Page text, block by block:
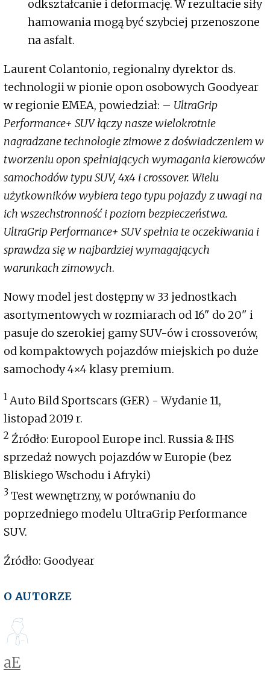
odkształcanie i deformację. W rezultacie siły
hamowania mogą być szybciej przenoszone
na asfalt.
Laurent Colantonio, regionalny dyrektor ds.
technologii w pionie opon osobowych Goodyear
w regionie EMEA, powiedział: – UltraGrip
Performance+ SUV łączy nasze wielokrotnie
nagradzane technologie zimowe z doświadczeniem w
tworzeniu opon spełniających wymagania kierowców
samochodów typu SUV, 4x4 i crossover. Wielu
użytkowników wybiera tego typu pojazdy z uwagi na
ich wszechstronność i poziom bezpieczeństwa.
UltraGrip Performance+ SUV spełnia te oczekiwania i
sprawdza się w najbardziej wymagających
warunkach zimowych.
Nowy model jest dostępny w 33 jednostkach
asortymentowych w rozmiarach od 16" do 20" i
pasuje do szerokiej gamy SUV-ów i crossoverów,
od kompaktowych pojazdów miejskich po duże
samochody 4×4 klasy premium.
1 Auto Bild Sportscars (GER) - Wydanie 11,
listopad 2019 r.
2 Źródło: Europool Europe incl. Russia & IHS
sprzedaż nowych pojazdów w Europie (bez
Bliskiego Wschodu i Afryki)
3 Test wewnętrzny, w porównaniu do
poprzedniego modelu UltraGrip Performance
SUV.
Źródło: Goodyear
O AUTORZE
aE